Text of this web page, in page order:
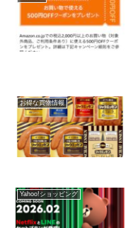
お得な買物情報
Yahoo!ショッピング